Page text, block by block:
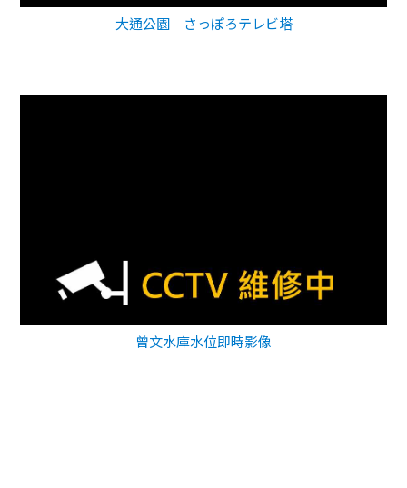
大通公園 さっぽろテレビ塔
曾文水庫水位即時影像